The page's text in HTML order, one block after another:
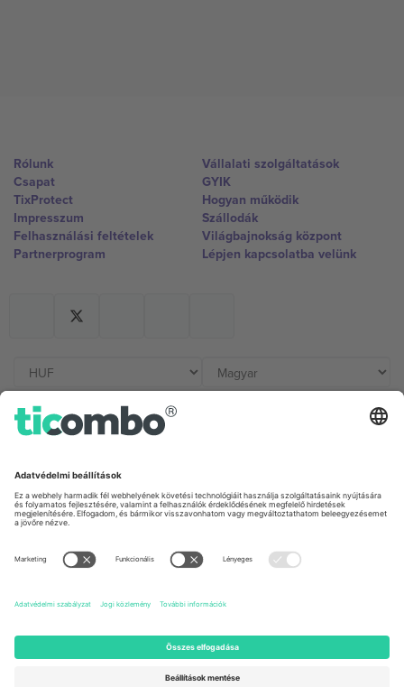
Rólunk
Csapat
TixProtect
Impresszum
Felhasználási feltételek
Partnerprogram
Vállalati szolgáltatások
GYIK
Hogyan működik
Szállodák
Világbajnokság központ
Lépjen kapcsolatba velünk
Irodák és támogatás
Germany
Unter den Linden 24, 10117
Berlin, Germany
167 City Road, London, Greater
London, EC1V 1AW, United
131 Continental Dr, Suite 305,
States
Dorfstrasse 52a, 6390
United Arab Emirates